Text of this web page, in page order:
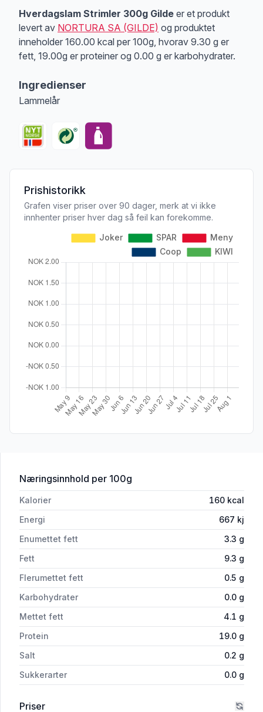
Produktbeskrivelse
Hverdagslam Strimler 300g Gilde er et produkt
levert av NORTURA SA (GILDE) og produktet
inneholder 160.00 kcal per 100g, hvorav 9.30 g er
fett, 19.00g er proteiner og 0.00 g er karbohydrater.
Ingredienser
Lammelår
Prishistorikk
Grafen viser priser over 90 dager, merk at vi ikke
innhenter priser hver dag så feil kan forekomme.
Næringsinnhold for 'Hverdagslam Strimler 300g Gilde'
per 100g
Kalorier 160 kcal
Energi
667 kj
Enumettet fett
3.3 g
Fett
9.3 g
Flerumettet fett
0.5 g
Karbohydrater
0.0 g
Mettet fett
4.1 g
Protein
19.0 g
Salt
0.2 g
Sukkerarter
0.0 g
Priser